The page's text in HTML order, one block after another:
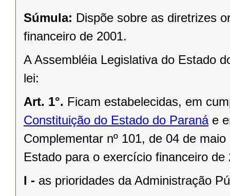
Súmula: Dispõe sobre as diretrizes
financeiro de 2001.
A Assembléia Legislativa do Estado
lei:
Art. 1°. Ficam estabelecidas, em
Constituição do Estado do Paranáe
Complementar nº 101, de 04 de maio
Estado para o exercício financeiro
I - as prioridades da Administração